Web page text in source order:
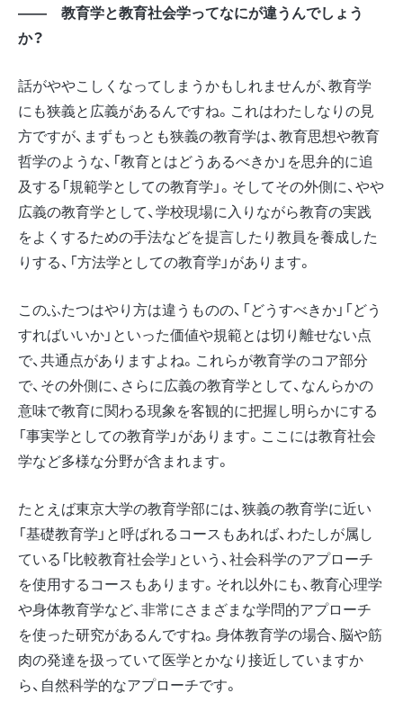
―― 教育学と教育社会学ってなにが違うんでしょう
か？
話がややこしくなってしまうかもしれませんが、教育学
にも狭義と広義があるんですね。これはわたしなりの見
方ですが、まずもっとも狭義の教育学は、教育思想や教育
哲学のような、「教育とはどうあるべきか」を思弁的に追
及する「規範学としての教育学」。そしてその外側に、やや
広義の教育学として、学校現場に入りながら教育の実践
をよくするための手法などを提言したり教員を養成した
りする、「方法学としての教育学」があります。
このふたつはやり方は違うものの、「どうすべきか」「どう
すればいいか」といった価値や規範とは切り離せない点
で、共通点がありますよね。これらが教育学のコア部分
で、その外側に、さらに広義の教育学として、なんらかの
意味で教育に関わる現象を客観的に把握し明らかにする
「事実学としての教育学」があります。ここには教育社会
学など多様な分野が含まれます。
たとえば東京大学の教育学部には、狭義の教育学に近い
「基礎教育学」と呼ばれるコースもあれば、わたしが属し
ている「比較教育社会学」という、社会科学のアプローチ
を使用するコースもあります。それ以外にも、教育心理学
や身体教育学など、非常にさまざまな学問的アプローチ
を使った研究があるんですね。身体教育学の場合、脳や筋
肉の発達を扱っていて医学とかなり接近していますか
ら、自然科学的なアプローチです。